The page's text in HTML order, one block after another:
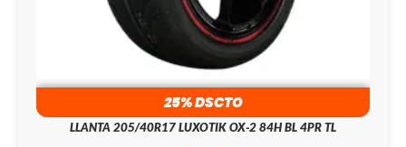
25% DSCTO
LLANTA 205/40R17 LUXOTIK OX-2 84H BL 4PR TL